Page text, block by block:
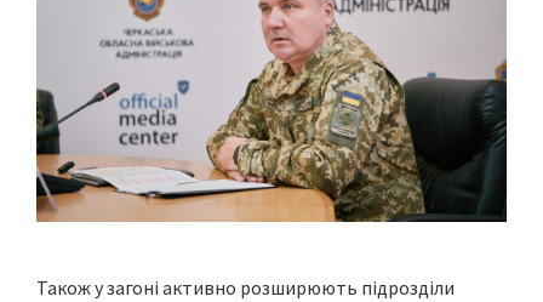
Також у загоні активно розширюють підрозділи